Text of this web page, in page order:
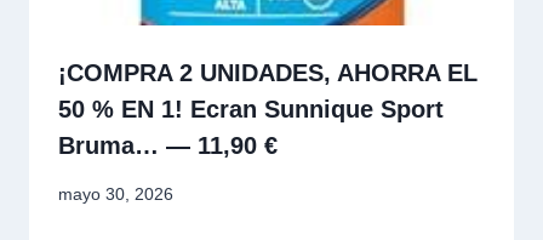
¡COMPRA 2 UNIDADES, AHORRA EL
50 % EN 1! Ecran Sunnique Sport
Bruma… — 11,90 €
mayo 30, 2026